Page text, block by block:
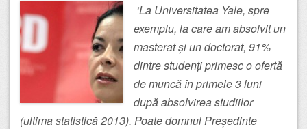
‘La Universitatea Yale, spre
exemplu, la care am absolvit un
masterat și un doctorat, 91%
dintre studenți primesc o ofertă
de muncă în primele 3 luni
după absolvirea studiilor
(ultima statistică 2013). Poate domnul Președinte